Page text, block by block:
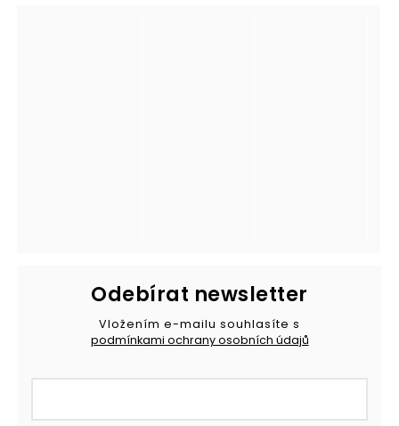
Odebírat newsletter
Vložením e-mailu souhlasíte s
podmínkami ochrany osobních údajů